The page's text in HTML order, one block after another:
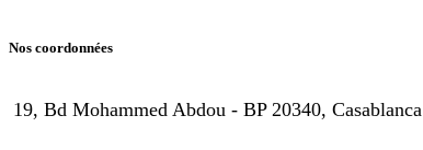
Nos coordonnées
19, Bd Mohammed Abdou - BP 20340, Casablanca